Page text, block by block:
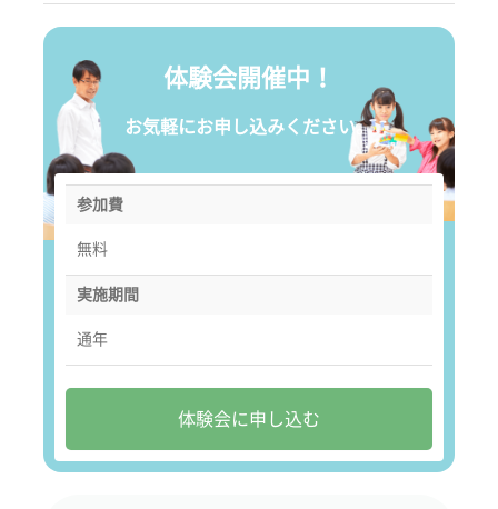
体験会開催中！
お気軽にお申し込みください。
参加費
無料
実施期間
通年
体験会に申し込む